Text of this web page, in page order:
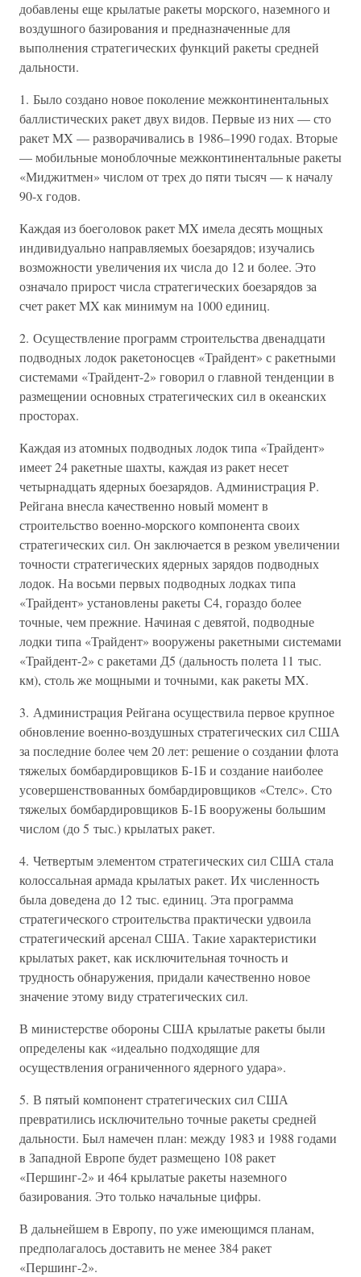
добавлены еще крылатые ракеты морского, наземного и
воздушного базирования и предназначенные для
выполнения стратегических функций ракеты средней
дальности.
1. Было создано новое поколение межконтинентальных
баллистических ракет двух видов. Первые из них — сто
ракет MX — разворачивались в 1986–1990 годах. Вторые
— мобильные моноблочные межконтинентальные ракеты
«Миджитмен» числом от трех до пяти тысяч — к началу
90-х годов.
Каждая из боеголовок ракет MX имела десять мощных
индивидуально направляемых боезарядов; изучались
возможности увеличения их числа до 12 и более. Это
означало прирост числа стратегических боезарядов за
счет ракет MX как минимум на 1000 единиц.
2. Осуществление программ строительства двенадцати
подводных лодок ракетоносцев «Трайдент» с ракетными
системами «Трайдент-2» говорил о главной тенденции в
размещении основных стратегических сил в океанских
просторах.
Каждая из атомных подводных лодок типа «Трайдент»
имеет 24 ракетные шахты, каждая из ракет несет
четырнадцать ядерных боезарядов. Администрация Р.
Рейгана внесла качественно новый момент в
строительство военно-морского компонента своих
стратегических сил. Он заключается в резком увеличении
точности стратегических ядерных зарядов подводных
лодок. На восьми первых подводных лодках типа
«Трайдент» установлены ракеты С4, гораздо более
точные, чем прежние. Начиная с девятой, подводные
лодки типа «Трайдент» вооружены ракетными системами
«Трайдент-2» с ракетами Д5 (дальность полета 11 тыс.
км), столь же мощными и точными, как ракеты MX.
3. Администрация Рейгана осуществила первое крупное
обновление военно-воздушных стратегических сил США
за последние более чем 20 лет: решение о создании флота
тяжелых бомбардировщиков Б-1Б и создание наиболее
усовершенствованных бомбардировщиков «Стелс». Сто
тяжелых бомбардировщиков Б-1Б вооружены большим
числом (до 5 тыс.) крылатых ракет.
4. Четвертым элементом стратегических сил США стала
колоссальная армада крылатых ракет. Их численность
была доведена до 12 тыс. единиц. Эта программа
стратегического строительства практически удвоила
стратегический арсенал США. Такие характеристики
крылатых ракет, как исключительная точность и
трудность обнаружения, придали качественно новое
значение этому виду стратегических сил.
В министерстве обороны США крылатые ракеты были
определены как «идеально подходящие для
осуществления ограниченного ядерного удара».
5. В пятый компонент стратегических сил США
превратились исключительно точные ракеты средней
дальности. Был намечен план: между 1983 и 1988 годами
в Западной Европе будет размещено 108 ракет
«Першинг-2» и 464 крылатые ракеты наземного
базирования. Это только начальные цифры.
В дальнейшем в Европу, по уже имеющимся планам,
предполагалось доставить не менее 384 ракет
«Першинг-2».